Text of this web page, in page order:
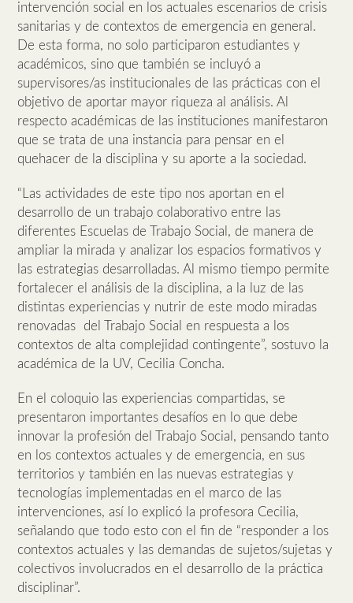
intervención social en los actuales escenarios de crisis
sanitarias y de contextos de emergencia en general.
De esta forma, no solo participaron estudiantes y
académicos, sino que también se incluyó a
supervisores/as institucionales de las prácticas con el
objetivo de aportar mayor riqueza al análisis. Al
respecto académicas de las instituciones manifestaron
que se trata de una instancia para pensar en el
quehacer de la disciplina y su aporte a la sociedad.
“Las actividades de este tipo nos aportan en el
desarrollo de un trabajo colaborativo entre las
diferentes Escuelas de Trabajo Social, de manera de
ampliar la mirada y analizar los espacios formativos y
las estrategias desarrolladas. Al mismo tiempo permite
fortalecer el análisis de la disciplina, a la luz de las
distintas experiencias y nutrir de este modo miradas
renovadas del Trabajo Social en respuesta a los
contextos de alta complejidad contingente”, sostuvo la
académica de la UV, Cecilia Concha.
En el coloquio las experiencias compartidas, se
presentaron importantes desafíos en lo que debe
innovar la profesión del Trabajo Social, pensando tanto
en los contextos actuales y de emergencia, en sus
territorios y también en las nuevas estrategias y
tecnologías implementadas en el marco de las
intervenciones, así lo explicó la profesora Cecilia,
señalando que todo esto con el fin de “responder a los
contextos actuales y las demandas de sujetos/sujetas y
colectivos involucrados en el desarrollo de la práctica
disciplinar”.